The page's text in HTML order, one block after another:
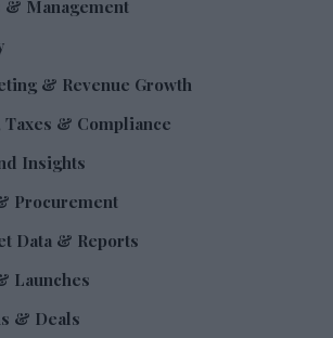
& Compliance
Insights
Procurement
Data & Reports
Launches
& Deals
& Brand Changes
Leadership Moves
& Trade Shows